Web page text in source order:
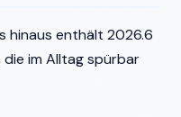
hinaus enthält 2026.6
die im Alltag spürbar